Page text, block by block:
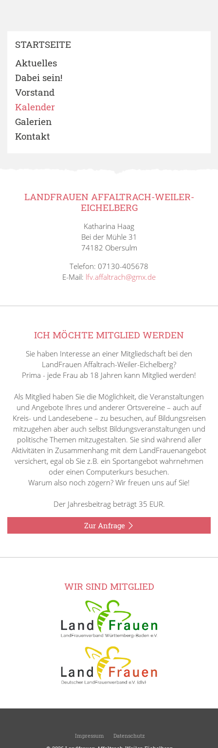
STARTSEITE
Aktuelles
Dabei sein!
Vorstand
Kalender
Galerien
Kontakt
LANDFRAUEN AFFALTRACH-WEILER-
EICHELBERG
Katharina Haag
Bei der Mühle 31
74182 Obersulm
Telefon: 07130-405678
E-Mail: lfv.affaltrach@gmx.de
ICH MÖCHTE MITGLIED WERDEN
Sie haben Interesse an einer Mitgliedschaft bei den
LandFrauen Affaltrach-Weiler-Eichelberg?
Prima - jede Frau ab 18 Jahren kann Mitglied werden!
Als Mitglied haben Sie die Möglichkeit, die Veranstaltungen
und Angebote Ihres und anderer Ortsvereine – auch auf
Kreis- und Landesebene – zu besuchen, auf Bildungsreisen
mitzugehen aber auch selbst Bildungsveranstaltungen und
politische Themen mitzugestalten. Sie sind während aller
Aktivitäten in Zusammenhang mit dem LandFrauenangebot
versichert, egal ob Sie z.B. ein Sportangebot wahrnehmen
oder einen Computerkurs besuchen.
Warum also noch zögern? Wir freuen uns auf Sie!
Der Jahresbeitrag beträgt 35 EUR.
Zur Anfrage
WIR SIND MITGLIED
Impressum
Datenschutz